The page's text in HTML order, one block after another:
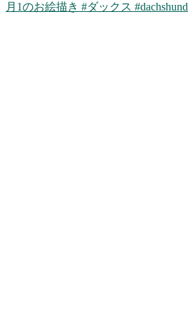
月1のお絵描き #ダックス #dachshund